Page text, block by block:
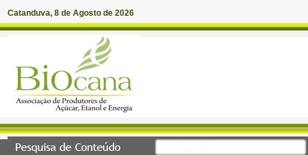
Catanduva, 8 de Agosto de 2026